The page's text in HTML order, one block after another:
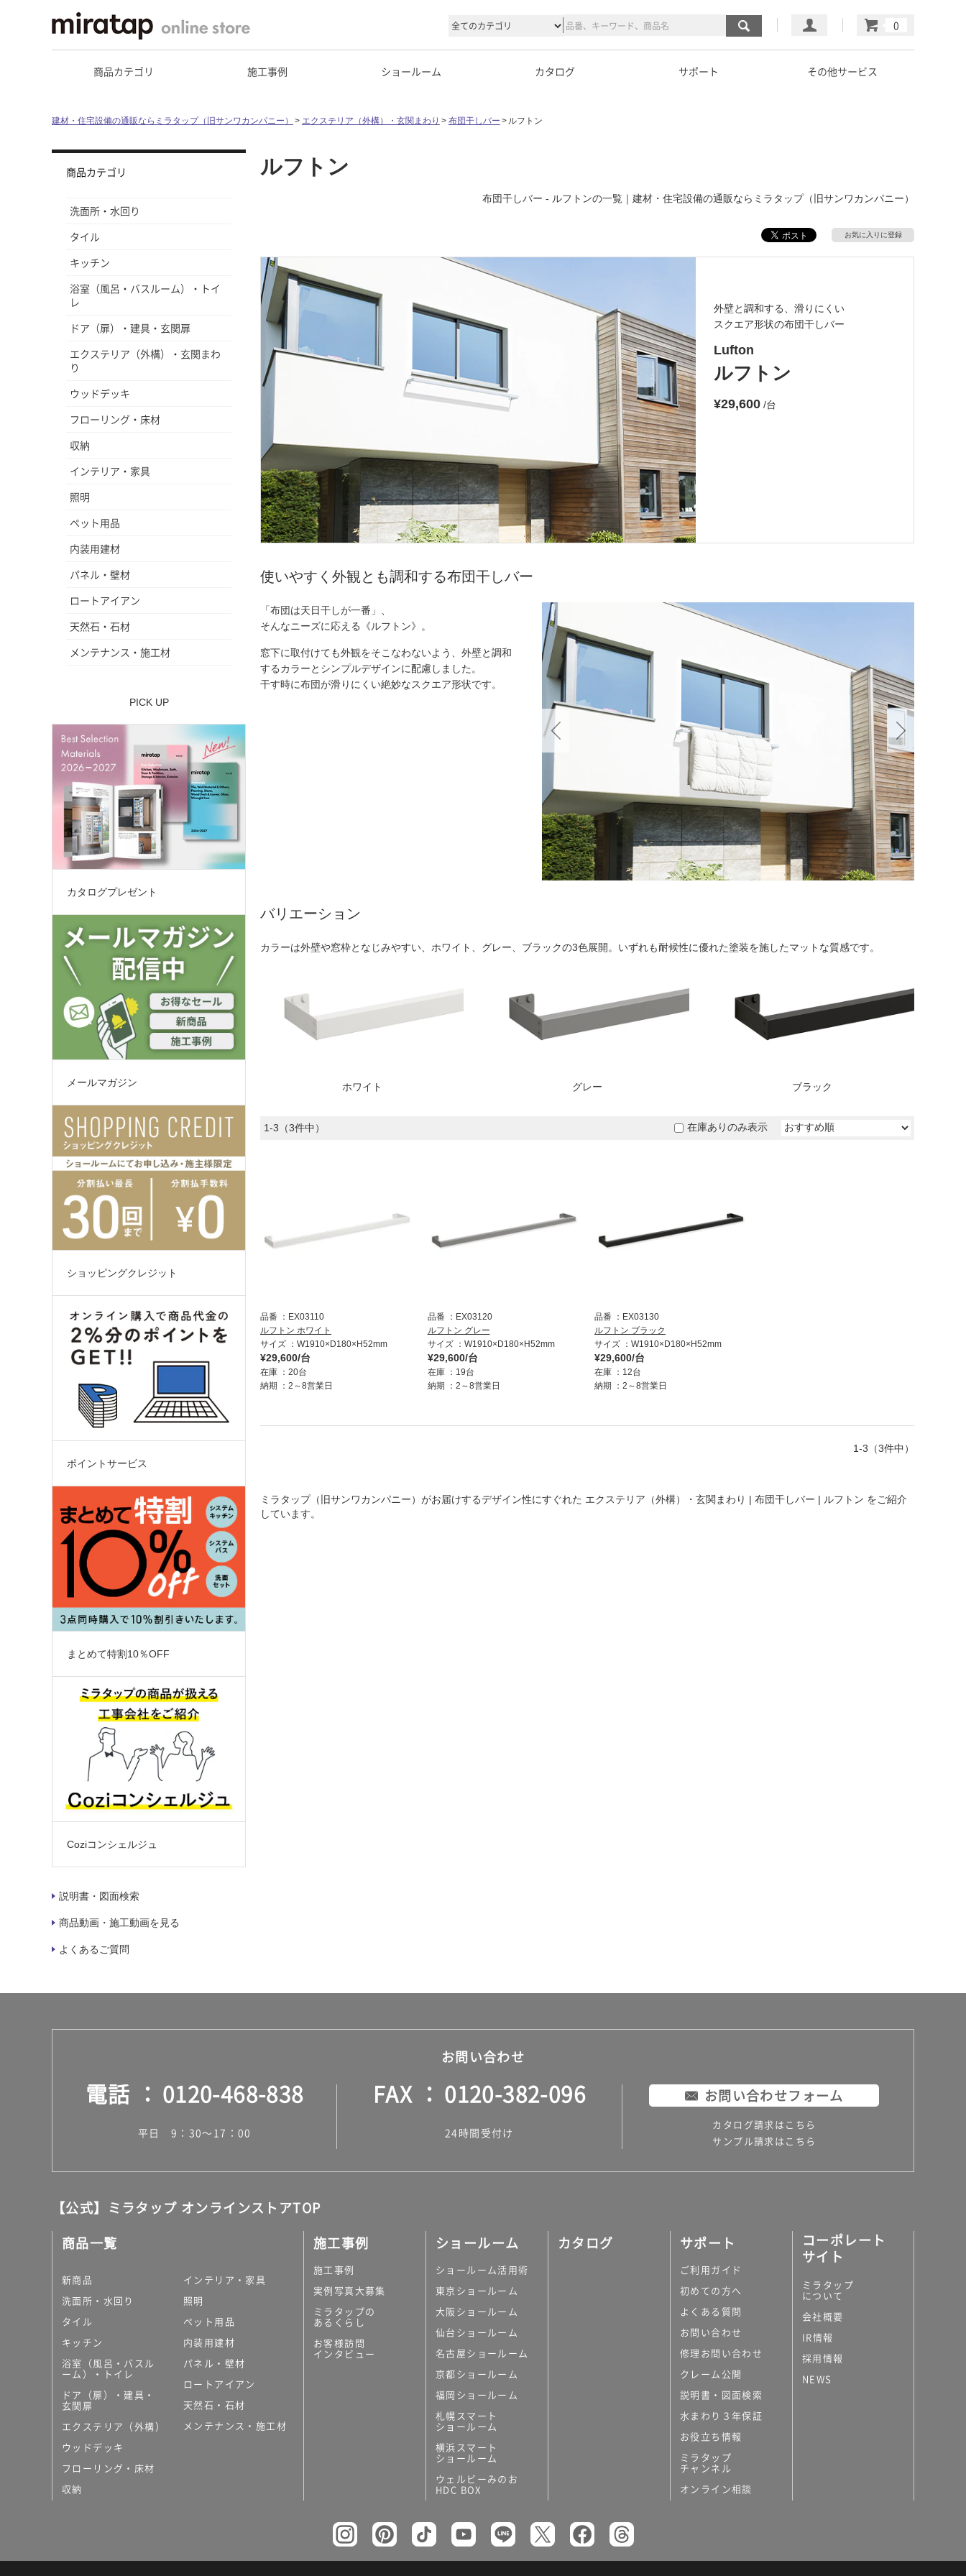
マイページ
カート
商品カテゴリ 施工事例 ショールーム カタログ サポート その他サービス
建材・住宅設備の通販ならミラタップ（旧サンワカンパニー） エクステリア（外構）・玄関まわり 布団干しバー ルフトン
ルフトン
布団干しバー - ルフトンの一覧｜建材・住宅設備の通販ならミラタップ（旧サンワカンパニー）
お気に入りに登録
外壁と調和する、滑りにくい
スクエア形状の布団干しバー
Lufton
ルフトン
¥29,600 /台
使いやすく外観とも調和する布団干しバー
「布団は天日干しが一番」、
そんなニーズに応える《ルフトン》。
窓下に取付けても外観をそこなわないよう、外壁と調和
するカラーとシンプルデザインに配慮しました。
干す時に布団が滑りにくい絶妙なスクエア形状です。
バリエーション
カラーは外壁や窓枠となじみやすい、ホワイト、グレー、ブラックの3色展開。いずれも耐候性に優れた塗装を施したマットな質感です。
ホワイト グレー ブラック
1-3（3件中） 在庫ありのみ表示
品番
EX03110
ルフトン ホワイト
サイズ
W1910×D180×H52mm
¥29,600/台
在庫
20台
納期
2～8営業日
品番
EX03120
ルフトン グレー
サイズ
W1910×D180×H52mm
¥29,600/台
在庫
19台
納期
2～8営業日
品番
EX03130
ルフトン ブラック
サイズ
W1910×D180×H52mm
¥29,600/台
在庫
12台
納期
2～8営業日
1-3（3件中）
ミラタップ（旧サンワカンパニー）がお届けするデザイン性にすぐれた エクステリア（外構）・玄関まわり | 布団干しバー | ルフトン をご紹介
しています。
商品カテゴリ
洗面所・水回り
タイル
キッチン
浴室（風呂・バスルーム）・トイ
レ
ドア（扉）・建具・玄関扉
エクステリア（外構）・玄関まわ
り
ウッドデッキ
フローリング・床材
収納
インテリア・家具
照明
ペット用品
内装用建材
パネル・壁材
ロートアイアン
天然石・石材
メンテナンス・施工材
PICK UP
カタログプレゼント
メールマガジン
ショッピングクレジット
ポイントサービス
まとめて特割10％OFF
Coziコンシェルジュ
説明書・図面検索
商品動画・施工動画を見る
よくあるご質問
お問い合わせ
電話 0120-468-838
平日 9：30～17：00
FAX 0120-382-096
24時間受付け
お問い合わせフォーム
カタログ請求はこちら
サンプル請求はこちら
【公式】ミラタップ オンラインストアTOP
商品一覧
新商品
洗面所・水回り
タイル
キッチン
浴室（風呂・バスル
ーム）・トイレ
ドア（扉）・建具・
玄関扉
エクステリア（外構）
ウッドデッキ
フローリング・床材
収納
インテリア・家具
照明
ペット用品
内装用建材
パネル・壁材
ロートアイアン
天然石・石材
メンテナンス・施工材
施工事例
施工事例
実例写真大募集
ミラタップの
あるくらし
お客様訪問
インタビュー
ショールーム
ショールーム活用術
東京ショールーム
大阪ショールーム
仙台ショールーム
名古屋ショールーム
京都ショールーム
福岡ショールーム
札幌スマート
ショールーム
横浜スマート
ショールーム
ウェルビーみのお
HDC BOX
カタログ サポート
ご利用ガイド
初めての方へ
よくある質問
お問い合わせ
修理お問い合わせ
クレーム公開
説明書・図面検索
水まわり３年保証
お役立ち情報
ミラタップ
チャンネル
オンライン相談
コーポレート
サイト
ミラタップ
について
会社概要
IR情報
採用情報
NEWS